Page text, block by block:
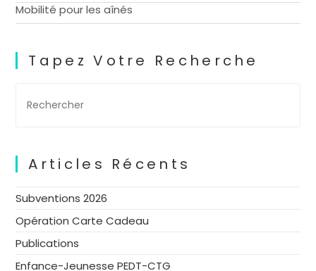
Mobilité pour les aînés
Tapez Votre Recherche
Articles Récents
Subventions 2026
Opération Carte Cadeau
Publications
Enfance-Jeunesse PEDT-CTG